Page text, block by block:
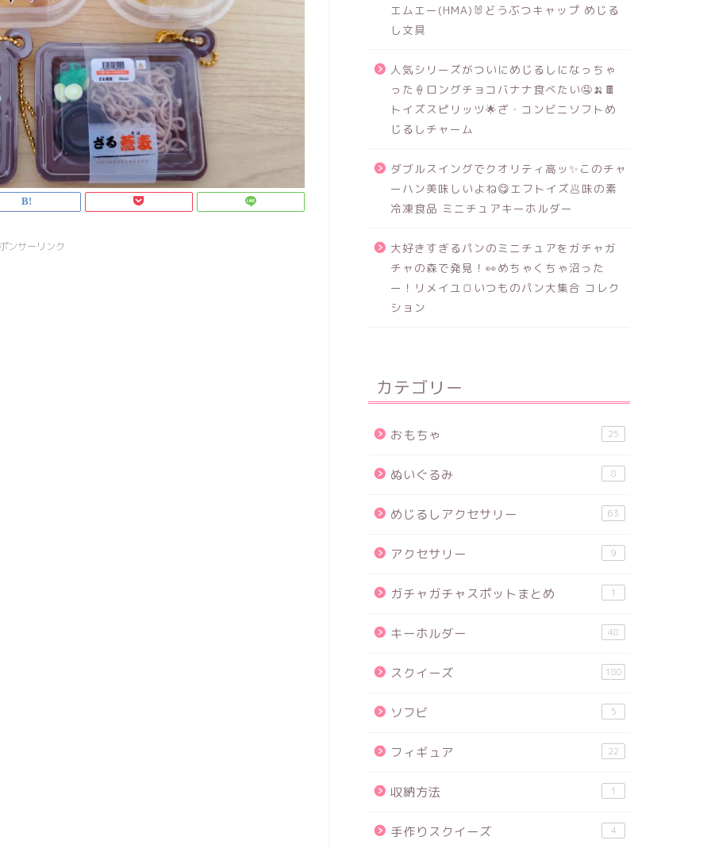
ンサーリンク
エムエー(HMA)🐰どうぶつキャップ めじる
し文具
人気シリーズがついにめじるしになっちゃ
った🍦ロングチョコバナナ食べたい🤤🍌🍫
トイズスピリッツ🌟ざ・コンビニソフトめ
じるしチャーム
ダブルスイングでクオリティ高ッ✨このチャ
ーハン美味しいよね😋エフトイズ🥟味の素
冷凍食品 ミニチュアキーホルダー
大好きすぎるパンのミニチュアをガチャガ
チャの森で発見！👀めちゃくちゃ沼った
ー！リメイユ🍞いつものパン大集合 コレク
ション
カテゴリー
おもちゃ 25
ぬいぐるみ 8
めじるしアクセサリー 63
アクセサリー 9
ガチャガチャスポットまとめ 1
キーホルダー 48
スクイーズ 180
ソフビ 5
フィギュア 22
収納方法 1
手作りスクイーズ 4